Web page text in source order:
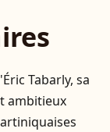
Tabarly, sa
ambitieux